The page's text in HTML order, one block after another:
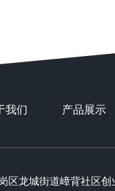
我们 产品展示
区龙城街道嶂背社区创